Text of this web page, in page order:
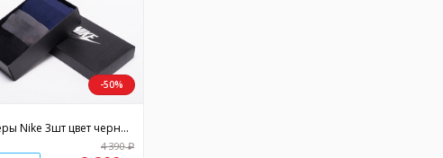
-50%
Боксеры Nike 3шт цвет черный
4 390₽